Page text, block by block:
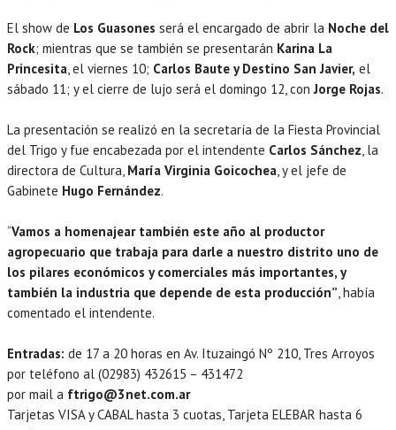
El show de Los Guasones será el encargado de abrir la Noche del
Rock; mientras que se también se presentarán Karina La
Princesita , el viernes 10; Carlos Baute y Destino San Javier, el
sábado 11; y el cierre de lujo será el domingo 12, con Jorge Rojas.
La presentación se realizó en la secretaría de la Fiesta Provincial
del Trigo y fue encabezada por el intendente Carlos Sánchez , la
directora de Cultura, María Virginia Goicochea , y el jefe de
Gabinete Hugo Fernández.
“Vamos a homenajear también este año al productor
agropecuario que trabaja para darle a nuestro distrito uno de
los pilares económicos y comerciales más importantes, y
también la industria que depende de esta producción” , había
comentado el intendente.
Entradas: de 17 a 20 horas en Av. Ituzaingó Nº 210, Tres Arroyos
por teléfono al (02983) 432615 – 431472
por mail a ftrigo@3net.com.ar
Tarjetas VISA y CABAL hasta 3 cuotas, Tarjeta ELEBAR hasta 6